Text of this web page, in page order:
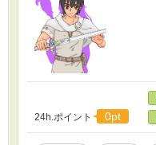
24h.ポイント 0pt